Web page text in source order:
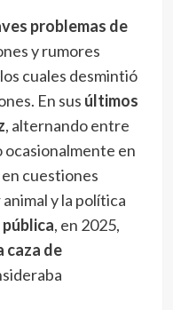
problemas de
y rumores
cuales desmintió
En sus últimos
, alternando entre
ocasionalmente en
cuestiones
y la política
, en 2025,
caza de